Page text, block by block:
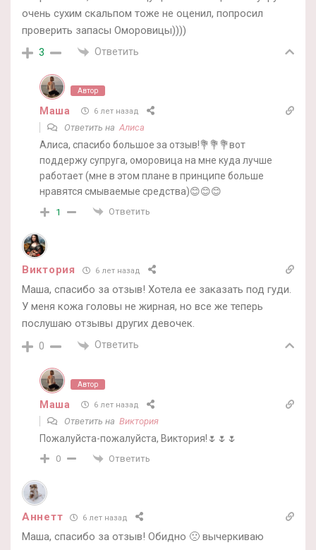
очень сухим скальпом тоже не оценил, попросил
проверить запасы Оморовицы))))
3 Ответить
Автор
Маша 6 лет назад
Ответить на Алиса
Алиса, спасибо большое за отзыв!💐💐💐вот
поддержу супруга, оморовица на мне куда лучше
работает (мне в этом плане в принципе больше
нравятся смываемые средства)😊😊😊
1 Ответить
Виктория 6 лет назад
Маша, спасибо за отзыв! Хотела ее заказать под гуди.
У меня кожа головы не жирная, но все же теперь
послушаю отзывы других девочек.
0 Ответить
Автор
Маша 6 лет назад
Ответить на Виктория
Пожалуйста-пожалуйста, Виктория!🌷🌷🌷
0 Ответить
Аннетт 6 лет назад
Маша, спасибо за отзыв! Обидно 🙁 вычеркиваю